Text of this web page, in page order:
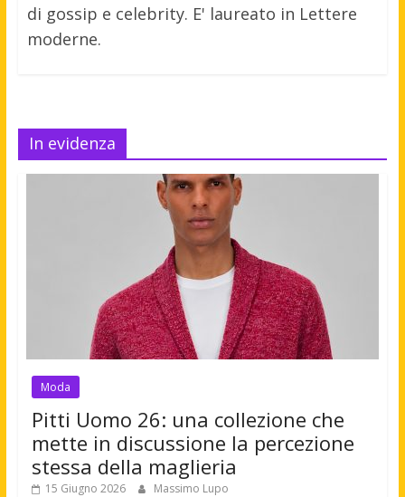
di gossip e celebrity. E' laureato in Lettere
moderne.
In evidenza
Moda
Pitti Uomo 26: una collezione che
mette in discussione la percezione
stessa della maglieria
15 Giugno 2026 Massimo Lupo